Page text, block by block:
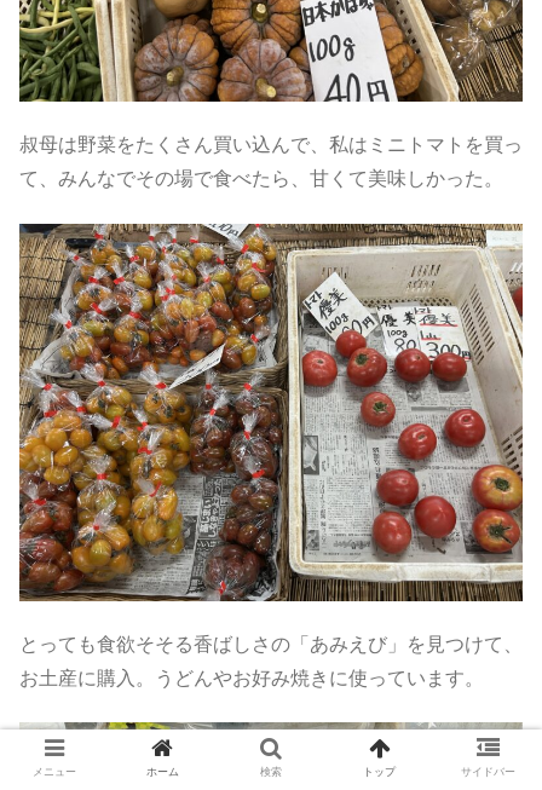
叔母は野菜をたくさん買い込んで、私はミニトマトを買っ
て、みんなでその場で食べたら、甘くて美味しかった。
とっても食欲そそる香ばしさの「あみえび」を見つけて、
お土産に購入。うどんやお好み焼きに使っています。
メニュー ホーム 検索 トップ サイドバー